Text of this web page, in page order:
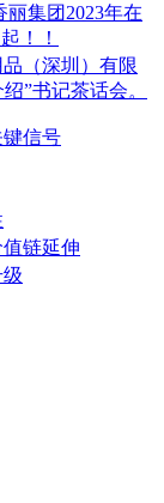
集团2023年在
！！
（深圳）有限
”书记茶话会。
信号
链延伸